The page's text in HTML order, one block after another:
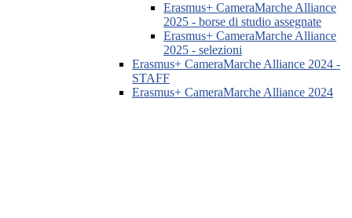
Erasmus+ CameraMarche Alliance
2025 - borse di studio assegnate
Erasmus+ CameraMarche Alliance
2025 - selezioni
Erasmus+ CameraMarche Alliance 2024 -
STAFF
Erasmus+ CameraMarche Alliance 2024